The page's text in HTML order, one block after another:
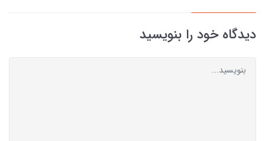
دیدگاه خود را بنویسید